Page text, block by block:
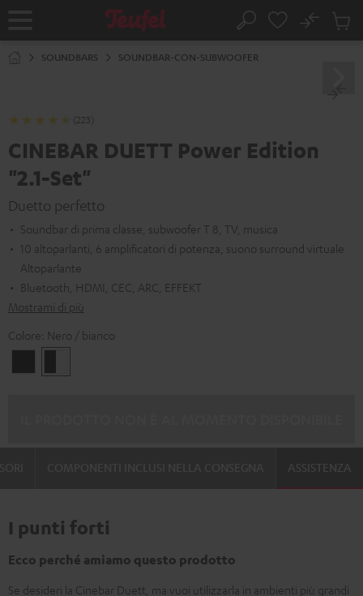
Pagina
Cerca
No
SOUNDBARS SOUNDBAR-CON-SUBWOOFER
(223)
CINEBAR DUETT Power Edition
"2.1-Set"
Duetto perfetto
Soundbar di prima classe, subwoofer T 8, TV, musica
10 altoparlanti, 6 amplificatori di potenza, suono surround virtuale
Altoparlante
Bluetooth, HDMI, CEC, ARC, EFFEKT
Mostrami di più
Colore: Nero / bianco
/
ASSISTENZA
I punti forti
Ecco perché amiamo questo prodotto
Se desideri la Cinebar Duett, ma vuoi utilizzarla in ambienti più grandi